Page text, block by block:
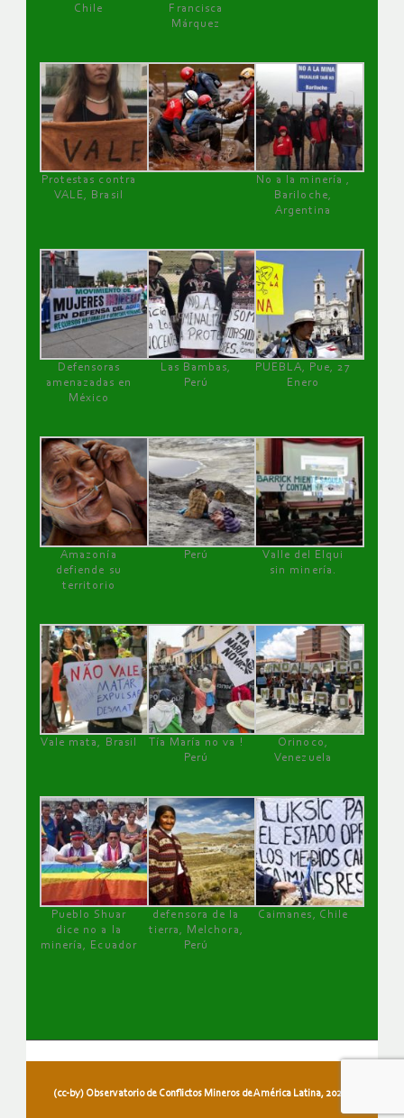
Chile
Francisca
Márquez
Protestas contra
VALE, Brasil
No a la minería ,
Bariloche,
Argentina
Defensoras
amenazadas en
México
Las Bambas,
Perú
PUEBLA, Pue, 27
Enero
Amazonía
defiende su
territorio
Perú
Valle del Elqui
sin minería.
Vale mata, Brasil
Tía María no va !
Perú
Orinoco,
Venezuela
Pueblo Shuar
dice no a la
minería, Ecuador
defensora de la
tierra, Melchora,
Perú
Caimanes, Chile
(cc-by) Observatorio de Conflictos Mineros de América Latina, 2026